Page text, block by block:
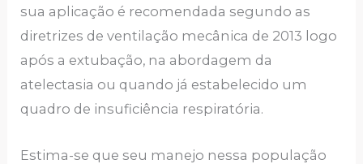
sua aplicação é recomendada segundo as
diretrizes de ventilação mecânica de 2013 logo
após a extubação, na abordagem da
atelectasia ou quando já estabelecido um
quadro de insuficiência respiratória.
Estima-se que seu manejo nessa população